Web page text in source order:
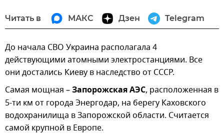
Читать в МАКС Дзен Telegram
До начала СВО Украина располагала 4
действующими атомными электростанциями. Все
они достались Киеву в наследство от СССР.
Самая мощная –Запорожская АЭС, расположенная в
5-ти км от города Энергодар, на берегу Каховского
водохранилища в Запорожской области. Считается
самой крупной в Европе.